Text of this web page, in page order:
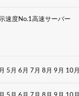
速度No.1高速サーバー
5月 6月 7月 8月 9月 10月